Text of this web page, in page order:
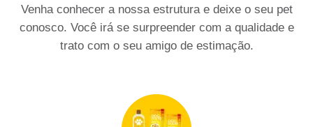
Venha conhecer a nossa estrutura e deixe o seu pet
conosco. Você irá se surpreender com a qualidade e
trato com o seu amigo de estimação.